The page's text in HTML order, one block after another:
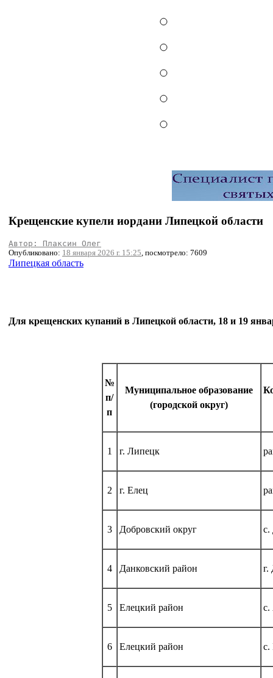
Крещенские купели иордани Липецкой области
Автор: Плаксин Олег
Опубликовано: 18 января 2026 г. 15:25, посмотрело: 7609
Липецкая область
Для крещенских купаний в Липецкой области, 18 и 19
№
п/
п
Муниципальное образование
(городской округ)
1 г. Липецк
2 г. Елец
3 Добровский округ с.
4 Данковский район г.
5 Елецкий район с.
6 Елецкий район с.